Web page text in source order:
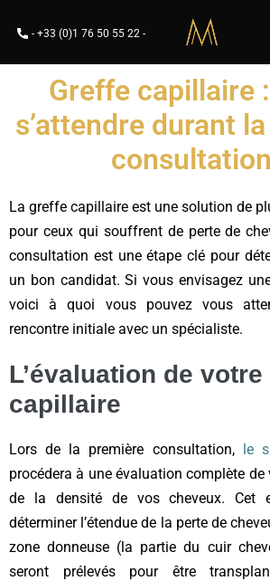
- +33 (0)1 76 50 55 22 -
Greffe capillaire
s’attendre durant
La greffe capillaire est une solution de
pour ceux qui souffrent de perte de
consultation est une étape clé pour
un bon candidat. Si vous envisagez
voici à quoi vous pouvez vous
rencontre initiale avec un spécialiste.
L’évaluation de
capillaire
Lors de la première consultation, le
procédera à une évaluation complète de
de la densité de vos cheveux. Cet
déterminer l’étendue de la perte de
zone donneuse (la partie du cuir
seront prélevés pour être